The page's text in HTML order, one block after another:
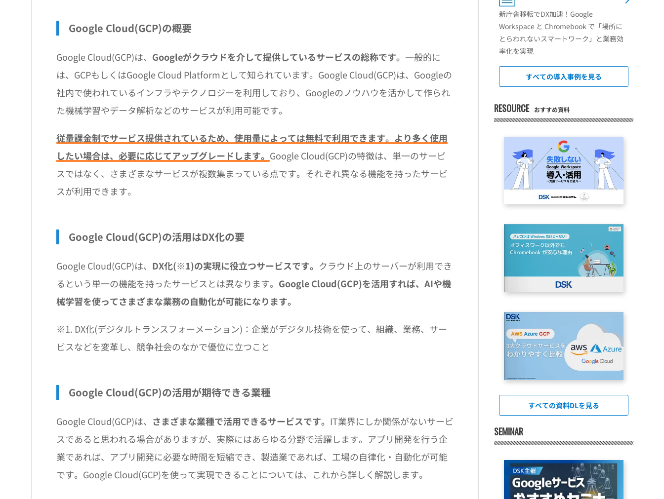
Google Cloud(GCP)の概要
Google Cloud(GCP)は、 Googleがクラウドを介して提供しているサービスの総称です。 一般的に
は、GCPもしくはGoogle Cloud Platformとして知られています。Google Cloud(GCP)は、Googleの
社内で使われているインフラやテクノロジーを利用しており、Googleのノウハウを活かして作られ
た機械学習やデータ解析などのサービスが利用可能です。
従量課金制でサービス提供されているため、使用量によっては無料で利用できます。より多く使用
したい場合は、必要に応じてアップグレードします。 Google Cloud(GCP)の特徴は、単一のサービ
スではなく、さまざまなサービスが複数集まっている点です。それぞれ異なる機能を持ったサービ
スが利用できます。
Google Cloud(GCP)の活用はDX化の要
Google Cloud(GCP)は、 DX化(※1)の実現に役立つサービスです。 クラウド上のサーバーが利用でき
るという単一の機能を持ったサービスとは異なります。 Google Cloud(GCP)を活用すれば、AIや機
械学習を使ってさまざまな業務の自動化が可能になります。
※1. DX化(デジタルトランスフォーメーション)：企業がデジタル技術を使って、組織、業務、サー
ビスなどを変革し、競争社会のなかで優位に立つこと
Google Cloud(GCP)の活用が期待できる業種
Google Cloud(GCP)は、 さまざまな業種で活用できるサービスです。 IT業界にしか関係がないサービ
スであると思われる場合がありますが、実際にはあらゆる分野で活躍します。アプリ開発を行う企
業であれば、アプリ開発に必要な時間を短縮でき、製造業であれば、工場の自律化・自動化が可能
です。Google Cloud(GCP)を使って実現できることについては、これから詳しく解説します。
新庁舎移転でDX加速！Google
Workspace と Chromebook で「場所に
とらわれないスマートワーク」と業務効
率化を実現
すべての導入事例を見る
RESOURCE おすすめ資料
すべての資料DLを見る
SEMINAR